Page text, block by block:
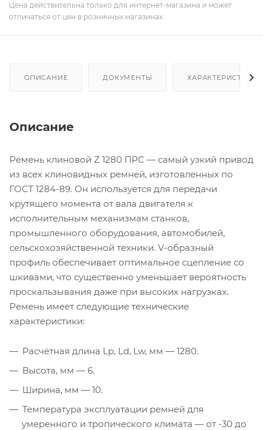
Цена действительна только для интернет-магазина и может
отличаться от цен в розничных магазинах
ОПИСАНИЕ ДОКУМЕНТЫ ХАРАКТЕРИСТИКИ
Описание
Ремень клиновой Z 1280 ПРС — самый узкий привод
из всех клиновидных ремней, изготовленных по
ГОСТ 1284-89. Он используется для передачи
крутящего момента от вала двигателя к
исполнительным механизмам станков,
промышленного оборудования, автомобилей,
сельскохозяйственной техники. V-образный
профиль обеспечивает оптимальное сцепление со
шкивами, что существенно уменьшает вероятность
проскальзывания даже при высоких нагрузках.
Ремень имеет следующие технические
характеристики:
Расчётная длина Lp, Ld, Lw, мм — 1280.
Высота, мм — 6.
Ширина, мм — 10.
Температура эксплуатации ремней для
умеренного и тропического климата — от -30 до